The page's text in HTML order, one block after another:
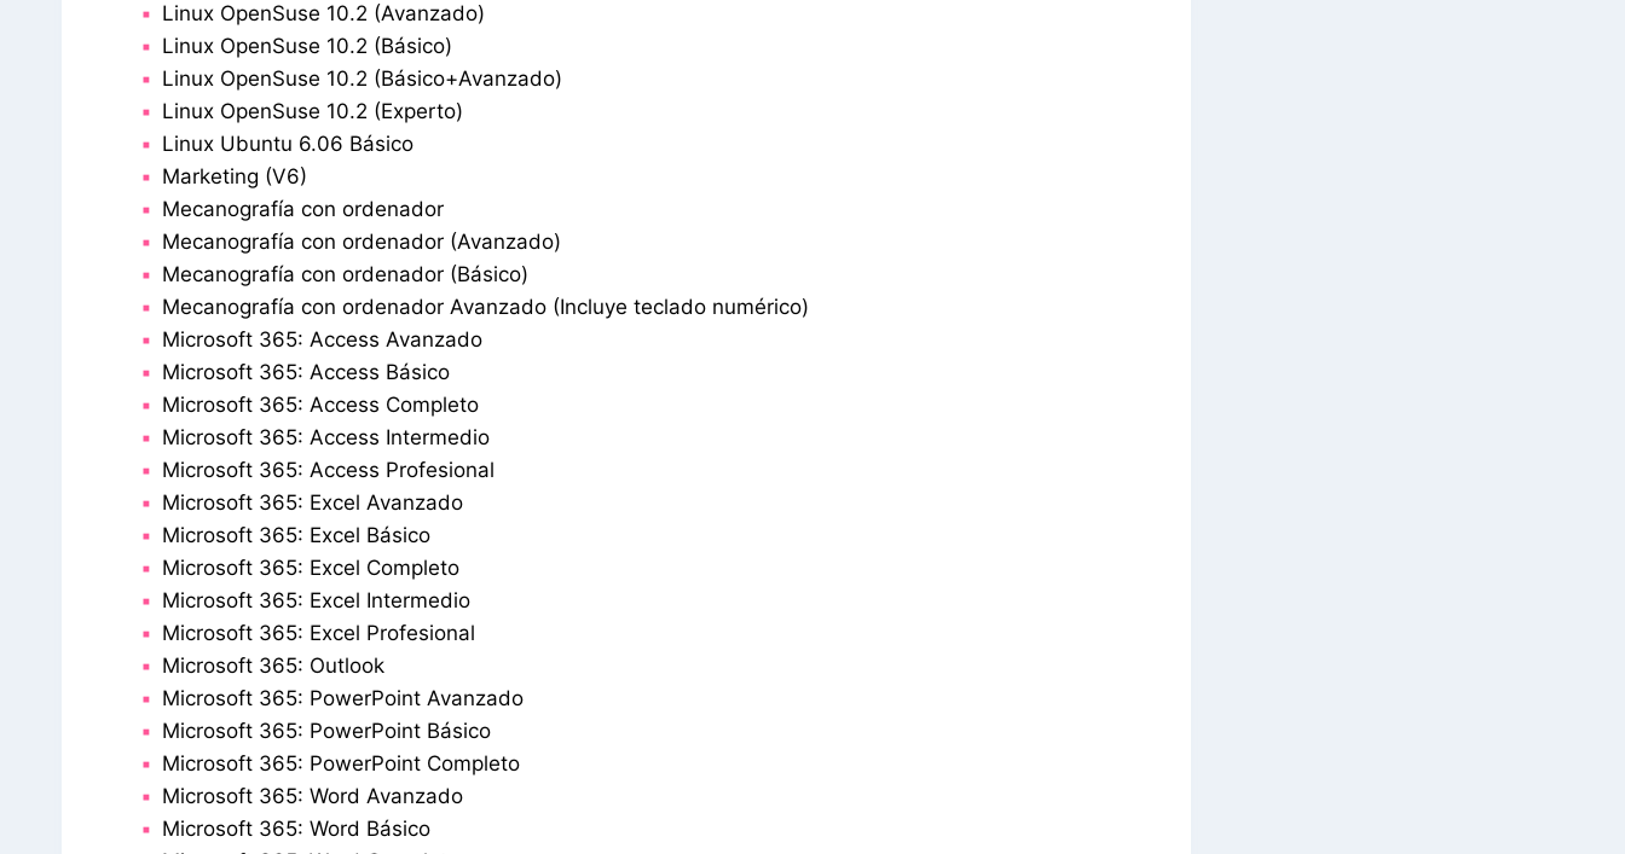
Linux OpenSuse 10.2 (Avanzado)
Linux OpenSuse 10.2 (Básico)
Linux OpenSuse 10.2 (Básico+Avanzado)
Linux OpenSuse 10.2 (Experto)
Linux Ubuntu 6.06 Básico
Marketing (V6)
Mecanografía con ordenador
Mecanografía con ordenador (Avanzado)
Mecanografía con ordenador (Básico)
Mecanografía con ordenador Avanzado (Incluye teclado numérico)
Microsoft 365: Access Avanzado
Microsoft 365: Access Básico
Microsoft 365: Access Completo
Microsoft 365: Access Intermedio
Microsoft 365: Access Profesional
Microsoft 365: Excel Avanzado
Microsoft 365: Excel Básico
Microsoft 365: Excel Completo
Microsoft 365: Excel Intermedio
Microsoft 365: Excel Profesional
Microsoft 365: Outlook
Microsoft 365: PowerPoint Avanzado
Microsoft 365: PowerPoint Básico
Microsoft 365: PowerPoint Completo
Microsoft 365: Word Avanzado
Microsoft 365: Word Básico